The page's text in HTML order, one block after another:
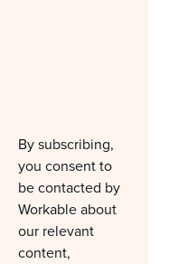
By subscribing,
you consent to
be contacted by
Workable about
our relevant
content,